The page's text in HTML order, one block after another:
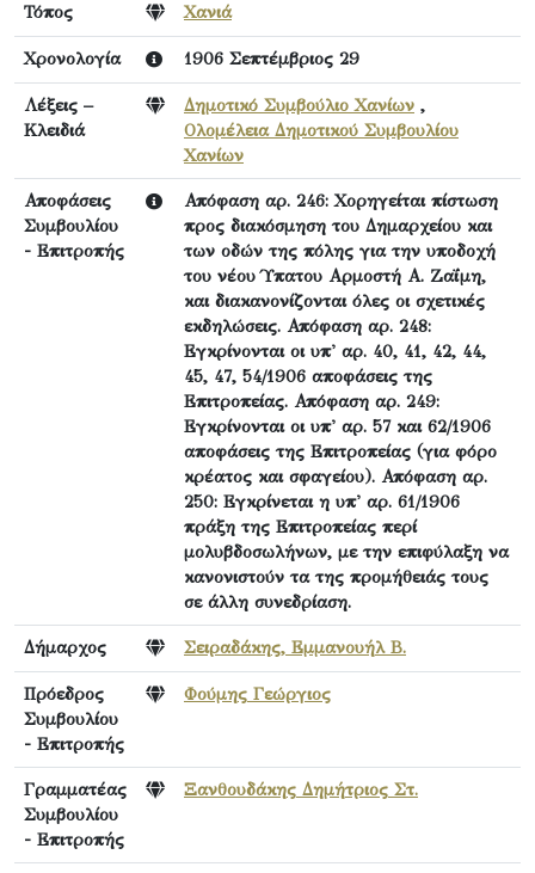
Τόπος Χανιά
Χρονολογία 1906 Σεπτέμβριος 29
Λέξεις –
Κλειδιά
Δημοτικό Συμβούλιο Χανίων ,
Ολομέλεια Δημοτικού Συμβουλίου
Χανίων
Αποφάσεις
Συμβουλίου
- Επιτροπής
Απόφαση αρ. 246: Χορηγείται πίστωση
προς διακόσμηση του Δημαρχείου και
των οδών της πόλης για την υποδοχή
του νέου Ύπατου Αρμοστή Α. Ζαΐμη,
και διακανονίζονται όλες οι σχετικές
εκδηλώσεις. Απόφαση αρ. 248:
Εγκρίνονται οι υπ' αρ. 40, 41, 42, 44,
45, 47, 54/1906 αποφάσεις της
Επιτροπείας. Απόφαση αρ. 249:
Εγκρίνονται οι υπ' αρ. 57 και 62/1906
αποφάσεις της Επιτροπείας (για φόρο
κρέατος και σφαγείου). Απόφαση αρ.
250: Εγκρίνεται η υπ' αρ. 61/1906
πράξη της Επιτροπείας περί
μολυβδοσωλήνων, με την επιφύλαξη να
κανονιστούν τα της προμήθειάς τους
σε άλλη συνεδρίαση.
Δήμαρχος Σειραδάκης, Εμμανουήλ Β.
Πρόεδρος
Συμβουλίου
- Επιτροπής
Φούμης Γεώργιος
Γραμματέας
Συμβουλίου
- Επιτροπής
Ξανθουδάκης Δημήτριος Στ.